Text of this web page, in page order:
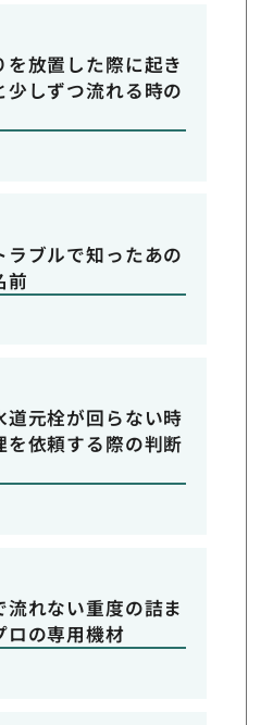
を放置した際に起き
少しずつ流れる時の
ラブルで知ったあの
前
道元栓が回らない時
を依頼する際の判断
流れない重度の詰ま
ロの専用機材